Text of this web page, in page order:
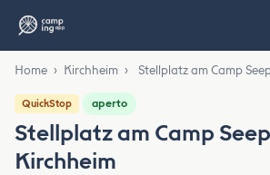
Home › Kirchheim › Stellplatz am Camp
QuickStop aperto
Stellplatz am Camp
Kirchheim